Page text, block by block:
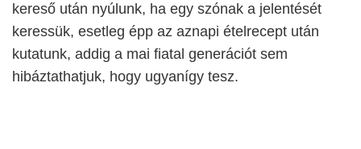
kereső után nyúlunk, ha egy szónak a jelentését
keressük, esetleg épp az aznapi ételrecept után
kutatunk, addig a mai fiatal generációt sem
hibáztathatjuk, hogy ugyanígy tesz.